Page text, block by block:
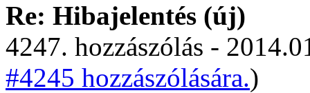
Re: Hibajelentés (új)
4247. hozzászólás -
#4245 hozzászólására.)